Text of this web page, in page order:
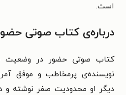
است.
درباره‌ی کتاب صوتی
کتاب صوتی حضور در وضعیت
نویسنده‌ی پرمخاطب و موفق